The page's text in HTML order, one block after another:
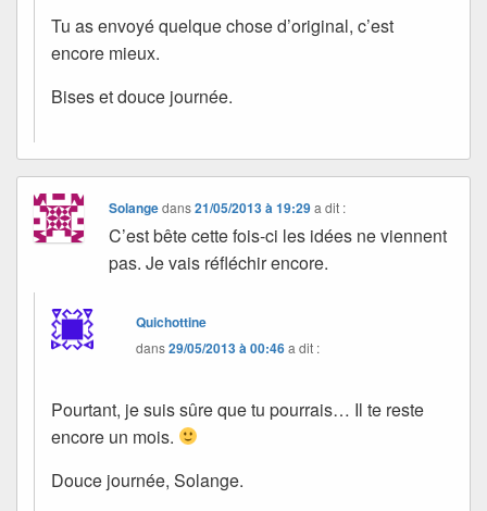
Tu as envoyé quelque chose d’original, c’est
encore mieux.
Bises et douce journée.
Solangedans21/05/2013 à 19:29 a dit :
C’est bête cette fois-ci les idées ne viennent
pas. Je vais réfléchir encore.
Quichottine
dans29/05/2013 à 00:46a dit :
Pourtant, je suis sûre que tu pourrais… Il te reste
encore un mois.
Douce journée, Solange.